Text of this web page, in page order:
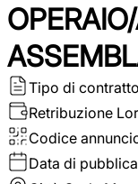
Tipo di contratto
Retribuzione
Codice
Data di